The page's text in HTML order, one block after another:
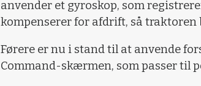
anvender et gyroskop, som
kompenserer for afdrift, så
Førere er nu i stand til at anvende
Command-skærmen, som passer til